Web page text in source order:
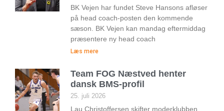
BK Vejen har fundet Steve Hansons afløser
på head coach-posten den kommende
sæson. BK Vejen kan mandag eftermiddag
præsentere ny head coach
Læs mere
Team FOG Næstved henter
dansk BMS-profil
25. juli 2026
Lau Christoffersen skifter moderklubben